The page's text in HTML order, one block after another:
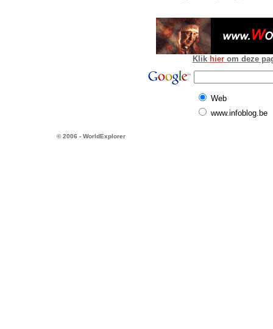
Klik hier om deze
Web
www.infoblog.be
© 2006 - WorldExplorer